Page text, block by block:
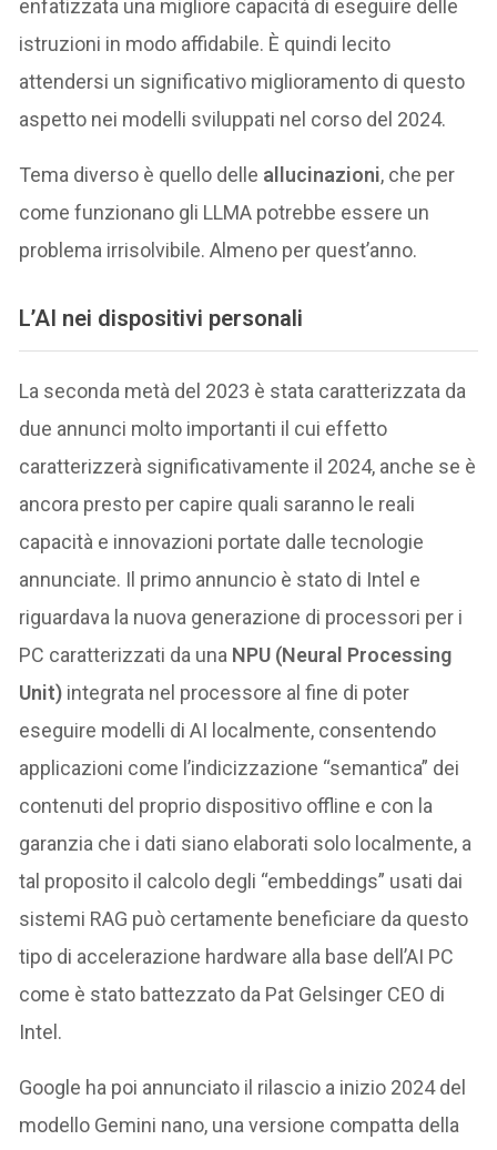
enfatizzata una migliore capacità di eseguire delle
istruzioni in modo affidabile. È quindi lecito
attendersi un significativo miglioramento di questo
aspetto nei modelli sviluppati nel corso del 2024.
Tema diverso è quello delle allucinazioni, che per
come funzionano gli LLMA potrebbe essere un
problema irrisolvibile. Almeno per quest’anno.
L’AI nei dispositivi personali
La seconda metà del 2023 è stata caratterizzata da
due annunci molto importanti il cui effetto
caratterizzerà significativamente il 2024, anche se è
ancora presto per capire quali saranno le reali
capacità e innovazioni portate dalle tecnologie
annunciate. Il primo annuncio è stato di Intel e
riguardava la nuova generazione di processori per i
PC caratterizzati da una NPU (Neural Processing
Unit) integrata nel processore al fine di poter
eseguire modelli di AI localmente, consentendo
applicazioni come l’indicizzazione “semantica” dei
contenuti del proprio dispositivo offline e con la
garanzia che i dati siano elaborati solo localmente, a
tal proposito il calcolo degli “embeddings” usati dai
sistemi RAG può certamente beneficiare da questo
tipo di accelerazione hardware alla base dell’AI PC
come è stato battezzato da Pat Gelsinger CEO di
Intel.
Google ha poi annunciato il rilascio a inizio 2024 del
modello Gemini nano, una versione compatta della